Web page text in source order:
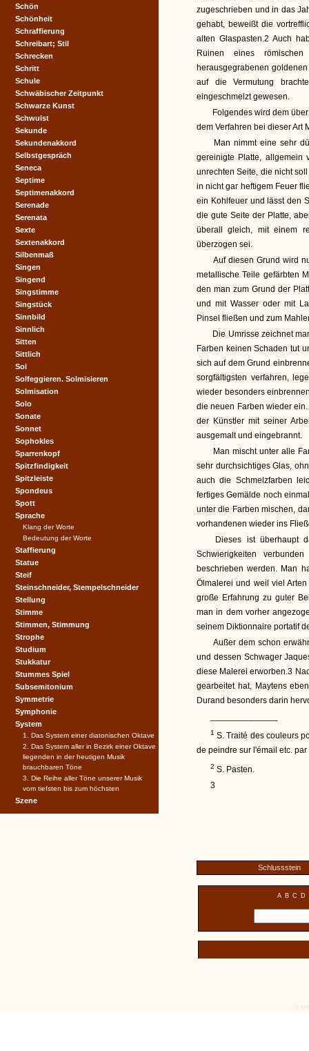
zugeschrieben und in das
gehabt, beweißt die
alten Glaspasten.2 Auch
Ruinen eines
herausgegrabenen
auf die Vermutung
eingeschmelzt gewesen.
Folgendes wird dem
dem Verfahren bei dieser Art
Man nimmt eine sehr
gereinigte Platte, allgemein
unrechten Seite, die nicht
in nicht gar heftigem Feuer
ein Kohlfeuer und lässt den
die gute Seite der Platte,
überall gleich, mit einem
überzogen sei.
Auf diesen Grund wird
metallische Teile gefärbten
den man zum Grund der
und mit Wasser oder mit
Pinsel fließen und zum
Die Umrisse zeichnet
Farben keinen Schaden tut
sich auf dem Grund
sorgfältigsten verfahren,
wieder besonders
die neuen Farben wieder
der Künstler mit seiner
ausgemalt und eingebrannt.
Man mischt unter alle
sehr durchsichtiges Glas,
auch die Schmelzfarben
fertiges Gemälde noch
unter die Farben mischen,
vorhandenen wieder ins
Dieses ist überhaupt
Schwierigkeiten
beschrieben werden. Man
Ölmalerei und weil viel
große Erfahrung zu guter
man in dem vorher
seinem Diktionnaire portatif
Außer dem schon
und dessen Schwager
diese Malerei erworben.3
gearbeitet hat, Maytens
Durand besonders darin
1 S. Traité des couleurs
de peindre sur l'émail etc.
2 S. Pasten.
3
Schlussstein
A B C D
Schön
Schönheit
Schraffierung
Schreibart; Stil
Schrecken
Schritt
Schule
Schwäbischer Zeitpunkt
Schwarze Kunst
Schwulst
Sekunde
Sekundenakkord
Selbstgespräch
Seneca
Septime
Septimenakkord
Serenade
Serenata
Sexte
Sextenakkord
Silbenmaß
Singen
Singend
Singstimme
Singstück
Sinnbild
Sinnlich
Sitten
Sittlich
Sol
Solfeggieren. Solmisieren
Solmisation
Solo
Sonate
Sonnet
Sophokles
Sparrenkopf
Spitzfindigkeit
Spitzleiste
Spondeus
Spott
Sprache
Klang der Worte
Bedeutung der Worte
Staffierung
Statue
Steif
Steinschneider, Stempelschneider
Stellung
Stimme
Stimmen, Stimmung
Strophe
Studium
Stukkatur
Stummes Spiel
Subsemitonium
Symmetrie
Symphonie
System
1. Das System einer diatonischen Oktave
2. Das System aller in Bezirk einer Oktave
liegenden in der heutigen Musik
brauchbaren Töne
3. Die Reihe aller Töne unserer Musik
vom tiefsten bis zum höchsten
Szene